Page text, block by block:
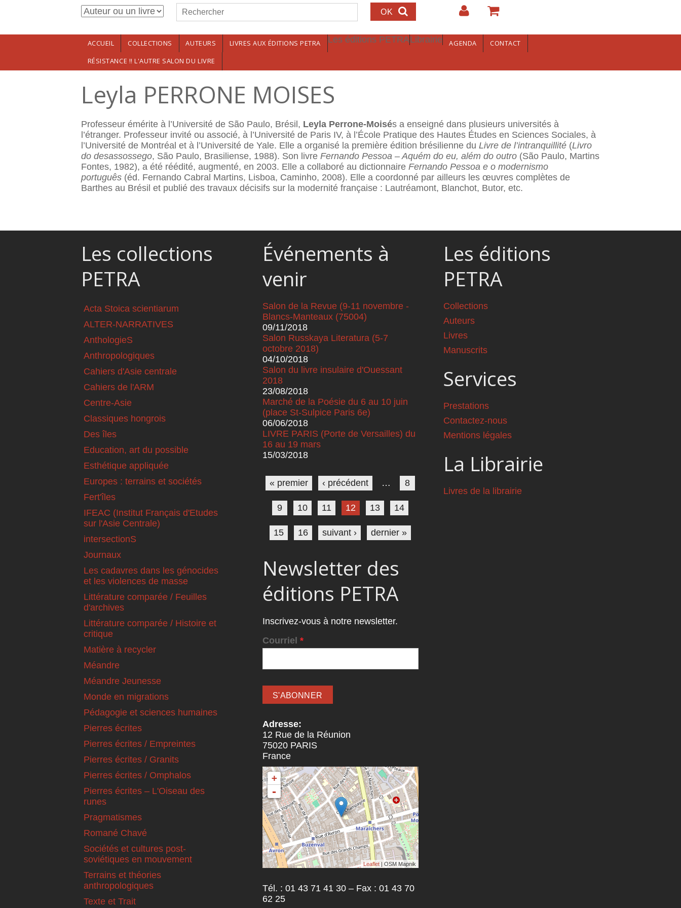
Aller au contenu principalFormulaire de recherche
Rechercher
ACCUEIL COLLECTIONS AUTEURS LIVRES AUX ÉDITIONS PETRA Les éditions PETRALibrairie AGENDA
CONTACT
RÉSISTANCE !! L'AUTRE SALON DU LIVRE
Leyla PERRONE MOISES
Professeur émérite à l’Université de São Paulo, Brésil, Leyla Perrone-Moisés a enseigné dans plusieurs universités à
l’étranger. Professeur invité ou associé, à l’Université de Paris IV, à l’École Pratique des Hautes Études en Sciences Sociales, à
l’Université de Montréal et à l’Université de Yale. Elle a organisé la première édition brésilienne du Livre de l’intranquillité (Livro
do desassossego, São Paulo, Brasiliense, 1988). Son livre Fernando Pessoa – Aquém do eu, além do outro (São Paulo, Martins
Fontes, 1982), a été réédité, augmenté, en 2003. Elle a collaboré au dictionnaire Fernando Pessoa e o modernismo
português (éd. Fernando Cabral Martins, Lisboa, Caminho, 2008). Elle a coordonné par ailleurs les œuvres complètes de
Barthes au Brésil et publié des travaux décisifs sur la modernité française : Lautréamont, Blanchot, Butor, etc.
Les collections
PETRA
Acta Stoica scientiarum
ALTER-NARRATIVES
AnthologieS
Anthropologiques
Cahiers d'Asie centrale
Cahiers de l'ARM
Centre-Asie
Classiques hongrois
Des îles
Education, art du possible
Esthétique appliquée
Europes : terrains et sociétés
Fert'îles
IFEAC (Institut Français d'Etudes
sur l'Asie Centrale)
intersectionS
Journaux
Les cadavres dans les génocides
et les violences de masse
Littérature comparée / Feuilles
d'archives
Littérature comparée / Histoire et
critique
Matière à recycler
Méandre
Méandre Jeunesse
Monde en migrations
Pédagogie et sciences humaines
Pierres écrites
Pierres écrites / Empreintes
Pierres écrites / Granits
Pierres écrites / Omphalos
Pierres écrites – L'Oiseau des
runes
Pragmatismes
Romané Chavé
Sociétés et cultures post-
soviétiques en mouvement
Terrains et théories
anthropologiques
Texte et Trait
Événements à
venir
Salon de la Revue (9-11 novembre -
Blancs-Manteaux (75004)
09/11/2018
Salon Russkaya Literatura (5-7
octobre 2018)
04/10/2018
Salon du livre insulaire d'Ouessant
2018
23/08/2018
Marché de la Poésie du 6 au 10 juin
(place St-Sulpice Paris 6e)
06/06/2018
LIVRE PARIS (Porte de Versailles) du
16 au 19 mars
15/03/2018
Pages
« premier ‹ précédent … 8
9 10 11 12 13 14
15 16 suivant › dernier »
Newsletter des
éditions PETRA
Inscrivez-vous à notre newsletter.
Courriel *
Adresse:
12 Rue de la Réunion
75020 PARIS
France
+
-
Leaflet | OSM Mapnik
Tél. : 01 43 71 41 30 – Fax : 01 43 70
62 25
Les éditions
PETRA
Collections
Auteurs
Livres
Manuscrits
Services
Prestations
Contactez-nous
Mentions légales
La Librairie
Livres de la librairie